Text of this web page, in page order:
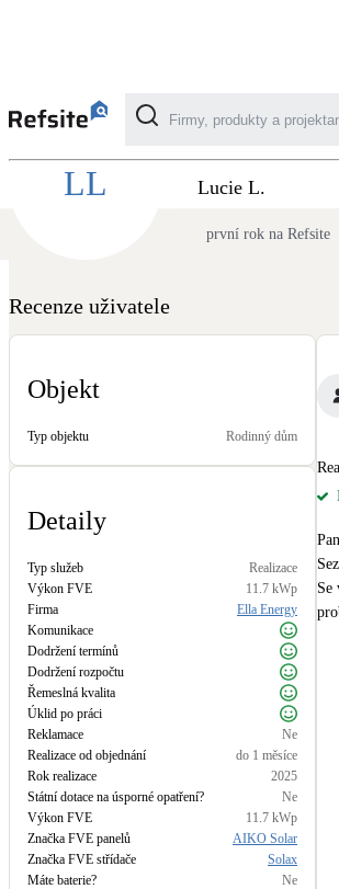
Fotovoltaika
Dotační, energetické služby
Teplovzdušné vytápění
Žaluzie, markýzy, pergoly
Větrné elektrárny NEW
LL
Recenze Ella
Lucie L.
první rok na Refsite
Recenze uživatele
Objekt
Typ objektu Rodinný dům
Detaily
Typ služeb
Realizace
Výkon FVE
11.7 kWp
Firma
Ella Energy
Komunikace
Dodržení termínů
Dodržení rozpočtu
Řemeslná kvalita
Úklid po práci
Reklamace
Ne
Realizace od objednání
do 1 měsíce
Rok realizace
2025
Státní dotace na úsporné opatření?
Ne
Výkon FVE
11.7 kWp
Značka FVE panelů
AIKO Solar
Značka FVE střídače
Solax
Máte baterie?
Ne
Se